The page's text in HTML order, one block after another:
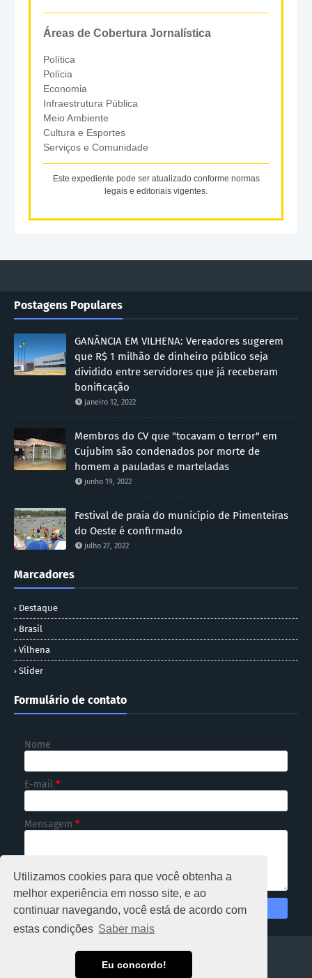
Utilizamos cookies para que você obtenha a
melhor experiência em nosso site, e ao
continuar navegando, você está de acordo com
estas condições Saber mais
Eu concordo!
Áreas de Cobertura Jornalística
Política
Polícia
Economia
Infraestrutura Pública
Meio Ambiente
Cultura e Esportes
Serviços e Comunidade
Este expediente pode ser atualizado conforme normas
legais e editoriais vigentes.
Postagens Populares
GANÂNCIA EM VILHENA: Vereadores sugerem
que R$ 1 milhão de dinheiro público seja
dividido entre servidores que já receberam
bonificação
janeiro 12, 2022
Membros do CV que "tocavam o terror" em
Cujubim são condenados por morte de
homem a pauladas e marteladas
junho 19, 2022
Festival de praia do município de Pimenteiras
do Oeste é confirmado
julho 27, 2022
Marcadores
Destaque
Brasil
Vilhena
Slider
Formulário de contato
Nome
E-mail *
Mensagem *